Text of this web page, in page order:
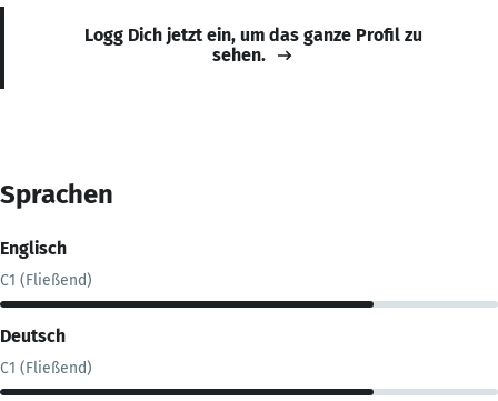
Logg Dich jetzt ein, um das ganze Profil zu
sehen.
Sprachen
Englisch
C1 (Fließend)
Deutsch
C1 (Fließend)